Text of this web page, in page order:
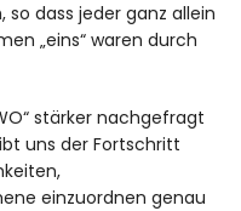
dass jeder ganz allein
„eins“ waren durch
stärker nachgefragt
uns der Fortschritt
einzuordnen genau